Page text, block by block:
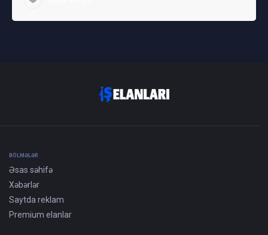
BÖLMƏLƏR
Əsas səhifə
Xəbərlər
Saytda reklam
Premium elanlar